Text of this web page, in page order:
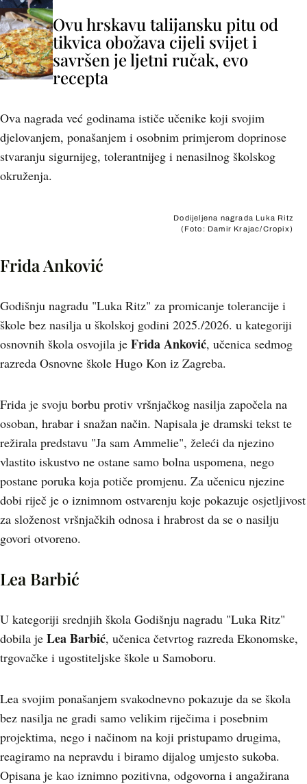
Ovu hrskavu talijansku pitu od
tikvica obožava cijeli svijet i
savršen je ljetni ručak, evo
recepta
Ova nagrada već godinama ističe učenike koji svojim
djelovanjem, ponašanjem i osobnim primjerom doprinose
stvaranju sigurnijeg, tolerantnijeg i nenasilnog školskog
okruženja.
Dodijeljena nagrada Luka Ritz
(Foto: Damir Krajac/Cropix)
Frida Anković
Godišnju nagradu "Luka Ritz" za promicanje tolerancije i
škole bez nasilja u školskoj godini 2025./2026. u kategoriji
osnovnih škola osvojila je Frida Anković, učenica sedmog
razreda Osnovne škole Hugo Kon iz Zagreba.
Frida je svoju borbu protiv vršnjačkog nasilja započela na
osoban, hrabar i snažan način. Napisala je dramski tekst te
režirala predstavu "Ja sam Ammelie", želeći da njezino
vlastito iskustvo ne ostane samo bolna uspomena, nego
postane poruka koja potiče promjenu. Za učenicu njezine
dobi riječ je o iznimnom ostvarenju koje pokazuje osjetljivost
za složenost vršnjačkih odnosa i hrabrost da se o nasilju
govori otvoreno.
Lea Barbić
U kategoriji srednjih škola Godišnju nagradu "Luka Ritz"
dobila je Lea Barbić, učenica četvrtog razreda Ekonomske,
trgovačke i ugostiteljske škole u Samoboru.
Lea svojim ponašanjem svakodnevno pokazuje da se škola
bez nasilja ne gradi samo velikim riječima i posebnim
projektima, nego i načinom na koji pristupamo drugima,
reagiramo na nepravdu i biramo dijalog umjesto sukoba.
Opisana je kao iznimno pozitivna, odgovorna i angažirana